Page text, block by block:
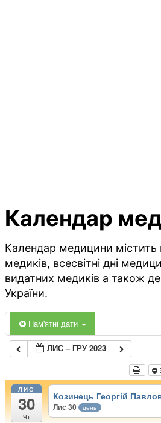
Календар
Календар медицини містить
медиків, всесвітні дні
видатних медиків а також
України.
Пам'ятні дати
ЛИС – ГРУ 2023
ЛИС
30
Чт
Козинець Георгій
Лис 30 день